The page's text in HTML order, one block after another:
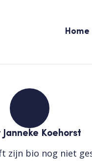
Home
Janneke Koehorst
zijn bio nog niet